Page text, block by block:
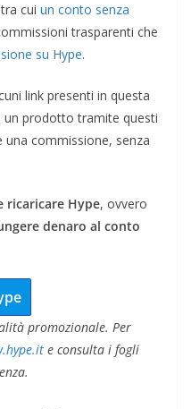
cui un conto senza
trasparenti che
su Hype.
link presenti in questa
un prodotto tramite questi
una commissione, senza
ricaricare Hype, ovvero
denaro al conto
promozionale. Per
e consulta i fogli